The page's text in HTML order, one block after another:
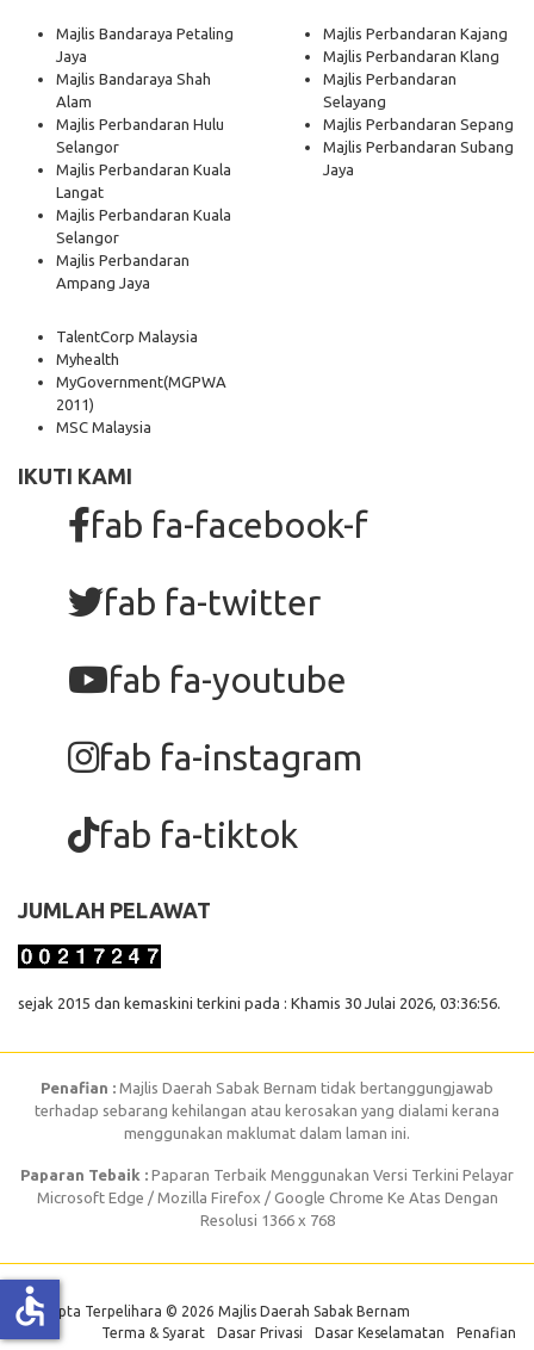
Majlis Bandaraya Petaling
Jaya
Majlis Bandaraya Shah
Alam
Majlis Perbandaran Hulu
Selangor
Majlis Perbandaran Kuala
Langat
Majlis Perbandaran Kuala
Selangor
Majlis Perbandaran
Ampang Jaya
Majlis Perbandaran Kajang
Majlis Perbandaran Klang
Majlis Perbandaran
Selayang
Majlis Perbandaran Sepang
Majlis Perbandaran Subang
Jaya
TalentCorp Malaysia
Myhealth
MyGovernment(MGPWA
2011)
MSC Malaysia
IKUTI KAMI
fab fa-facebook-f
fab fa-twitter
fab fa-youtube
fab fa-instagram
fab fa-tiktok
JUMLAH PELAWAT
sejak 2015 dan kemaskini terkini pada : Khamis 30 Julai 2026, 03:36:56.
Penafian : Majlis Daerah Sabak Bernam tidak bertanggungjawab
terhadap sebarang kehilangan atau kerosakan yang dialami kerana
menggunakan maklumat dalam laman ini.
Paparan Tebaik : Paparan Terbaik Menggunakan Versi Terkini Pelayar
Microsoft Edge / Mozilla Firefox / Google Chrome Ke Atas Dengan
Resolusi 1366 x 768
Hak Cipta Terpelihara © 2026 Majlis Daerah Sabak Bernam
Terma & Syarat
Dasar Privasi Dasar Keselamatan Penafian
accessible